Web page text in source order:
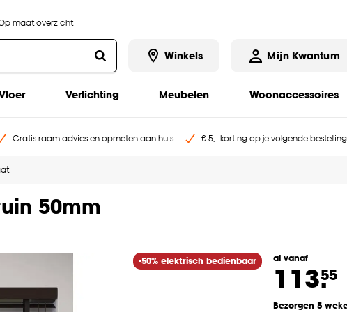
maat overzicht
Winkels Mijn Kwantum
Verlichting Meubelen Woonaccessoires
Gratis raam advies en opmeten aan huis € 5,- korting op je volgende bestelling
50mm
-50% elektrisch bedienbaar al vanaf
113.55
Bezorgen 5